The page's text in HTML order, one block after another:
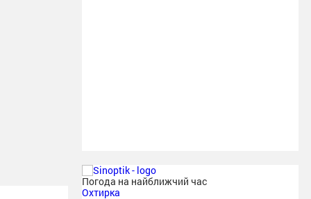
Погода на найближчий час
Охтирка